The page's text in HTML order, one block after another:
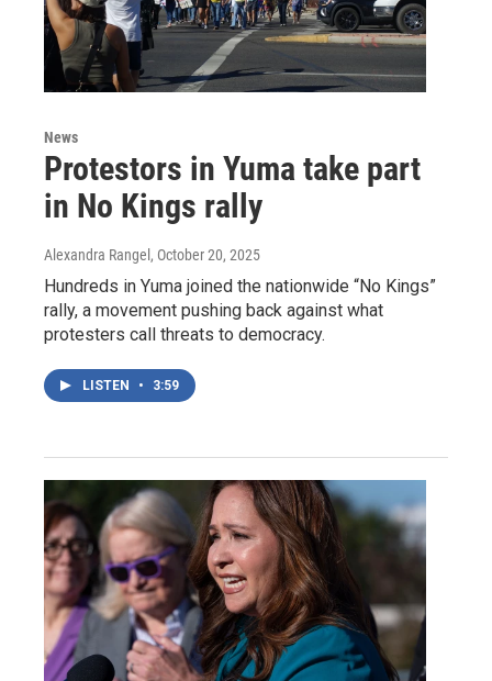
News
Protestors in Yuma take part
in No Kings rally
Alexandra Rangel , October 20, 2025
Hundreds in Yuma joined the nationwide “No Kings”
rally, a movement pushing back against what
protesters call threats to democracy.
LISTEN • 3:59